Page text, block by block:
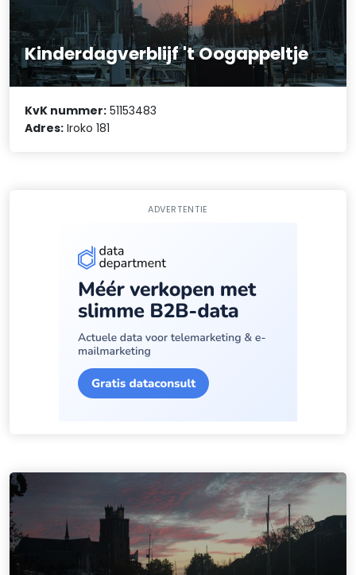
Kinderdagverblijf 't Oogappeltje
KvK nummer: 51153483
Adres: Iroko 181
ADVERTENTIE